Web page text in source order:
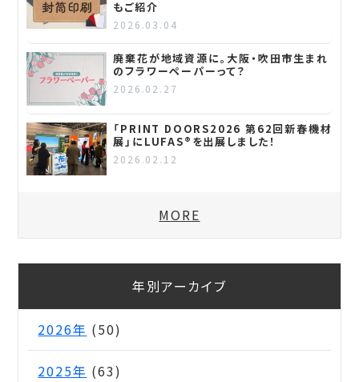
もご紹介
2026.03.04
廃棄花が地域資源に。大阪・吹田市生まれ
のフラワーペーパーって？
2026.02.27
「PRINT DOORS2026 第62回新春機材
展」にLUFAS®を出展しました！
2026.02.12
MORE
年別アーカイブ
2026年 (50)
2025年 (63)